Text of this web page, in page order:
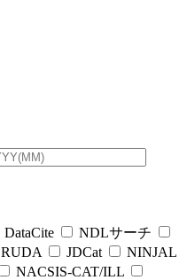
DataCite
NDLサーチ
RUDA JDCat
NINJAL
NACSIS-CAT/ILL